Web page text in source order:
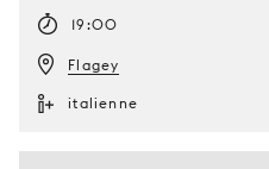
19:00
Flagey
italienne